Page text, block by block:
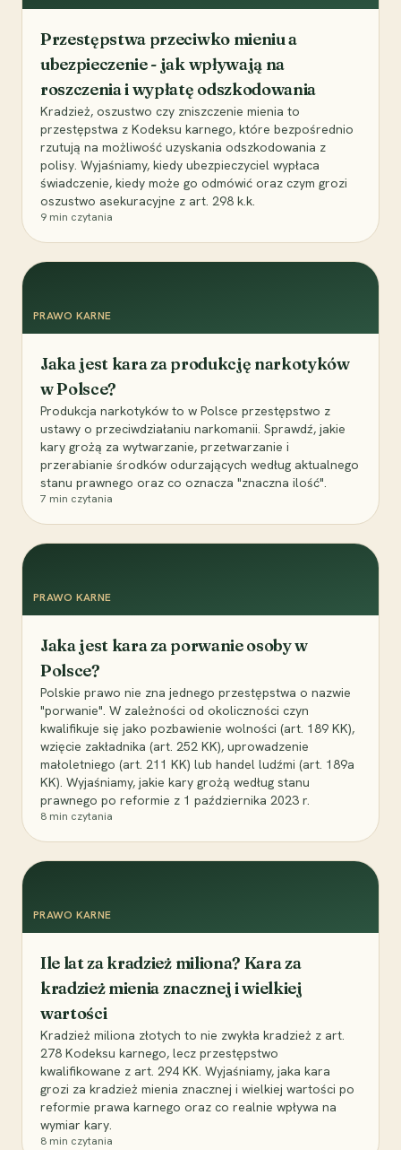
Przestępstwa przeciwko mieniu a
ubezpieczenie - jak wpływają na
roszczenia i wypłatę odszkodowania
Kradzież, oszustwo czy zniszczenie mienia to
przestępstwa z Kodeksu karnego, które bezpośrednio
rzutują na możliwość uzyskania odszkodowania z
polisy. Wyjaśniamy, kiedy ubezpieczyciel wypłaca
świadczenie, kiedy może go odmówić oraz czym grozi
oszustwo asekuracyjne z art. 298 k.k.
9 min czytania
PRAWO KARNE
Jaka jest kara za produkcję narkotyków
w Polsce?
Produkcja narkotyków to w Polsce przestępstwo z
ustawy o przeciwdziałaniu narkomanii. Sprawdź, jakie
kary grożą za wytwarzanie, przetwarzanie i
przerabianie środków odurzających według aktualnego
stanu prawnego oraz co oznacza "znaczna ilość".
7 min czytania
PRAWO KARNE
Jaka jest kara za porwanie osoby w
Polsce?
Polskie prawo nie zna jednego przestępstwa o nazwie
"porwanie". W zależności od okoliczności czyn
kwalifikuje się jako pozbawienie wolności (art. 189 KK),
wzięcie zakładnika (art. 252 KK), uprowadzenie
małoletniego (art. 211 KK) lub handel ludźmi (art. 189a
KK). Wyjaśniamy, jakie kary grożą według stanu
prawnego po reformie z 1 października 2023 r.
8 min czytania
PRAWO KARNE
Ile lat za kradzież miliona? Kara za
kradzież mienia znacznej i wielkiej
wartości
Kradzież miliona złotych to nie zwykła kradzież z art.
278 Kodeksu karnego, lecz przestępstwo
kwalifikowane z art. 294 KK. Wyjaśniamy, jaka kara
grozi za kradzież mienia znacznej i wielkiej wartości po
reformie prawa karnego oraz co realnie wpływa na
wymiar kary.
8 min czytania